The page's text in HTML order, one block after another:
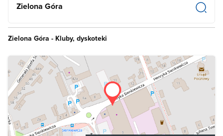
Zielona Góra
Zielona Góra - Kluby, dyskoteki